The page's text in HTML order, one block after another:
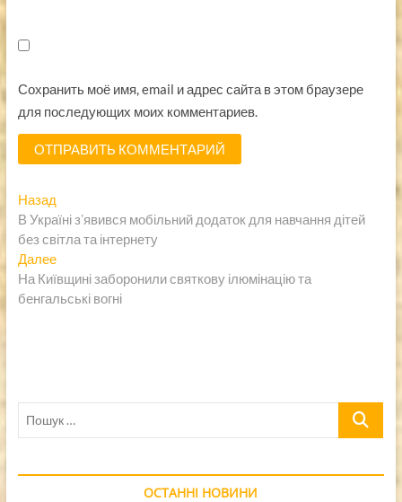
Сохранить моё имя, email и адрес сайта в этом браузере
для последующих моих комментариев.
Навигация
по
записям
НазадПредыдущая
запись:
В Україні зʼявився мобільний додаток для навчання дітей
без світла та інтернету
ДалееСледующая
запись:
На Київщині заборонили святкову ілюмінацію та
бенгальські вогні
Пошук
ОСТАННІ НОВИНИ